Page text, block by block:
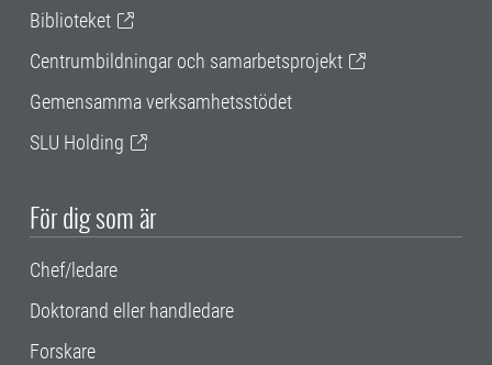
Biblioteket
Centrumbildningar och samarbetsprojekt
Gemensamma verksamhetsstödet
SLU Holding
För dig som är
Chef/ledare
Doktorand eller handledare
Forskare